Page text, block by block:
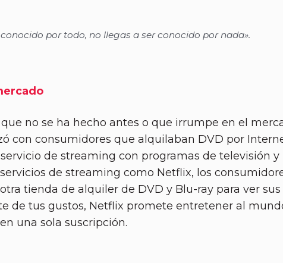
por todo, no llegas a ser conocido por nada».
no se ha hecho antes o que irrumpe en el
con consumidores que alquilaban DVD por
de streaming con programas de televisión
de streaming como Netflix, los
tienda de alquiler de DVD y Blu-ray para ver
de tus gustos, Netflix promete entretener al
una sola suscripción.